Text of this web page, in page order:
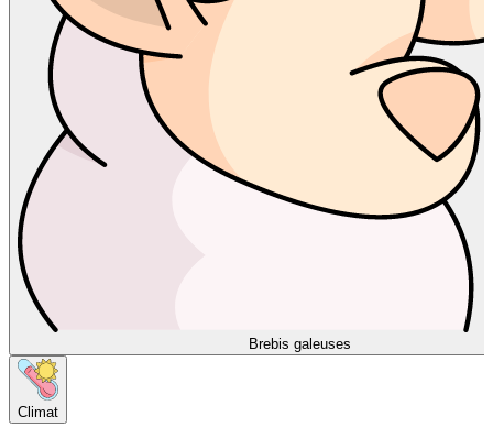
Brebis galeuses
Climat